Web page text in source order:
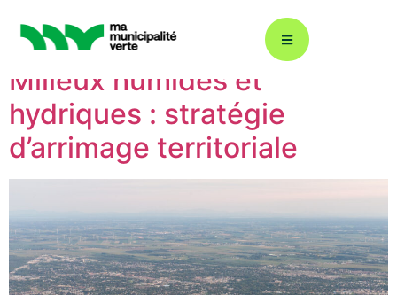
Décarbonation : ÉcoÉnergie 360
Énergies renouvelables
Région :Montérégie
Milieux humides et
hydriques : stratégie
d’arrimage territoriale